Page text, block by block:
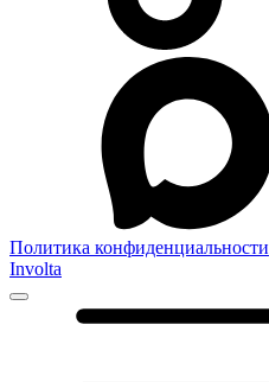
Политика конфиденциальности
Involta